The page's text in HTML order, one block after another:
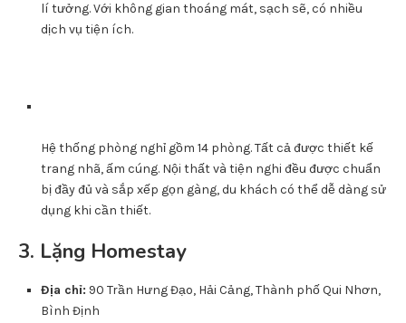
lí tưởng. Với không gian thoáng mát, sạch sẽ, có nhiều
dịch vụ tiện ích.
Hệ thống phòng nghỉ gồm 14 phòng. Tất cả được thiết kế
trang nhã, ấm cúng. Nội thất và tiện nghi đều được chuẩn
bị đầy đủ và sắp xếp gọn gàng, du khách có thể dễ dàng sử
dụng khi cần thiết.
3. Lặng Homestay
Địa chỉ: 90 Trần Hưng Đạo, Hải Cảng, Thành phố Qui Nhơn,
Bình Định